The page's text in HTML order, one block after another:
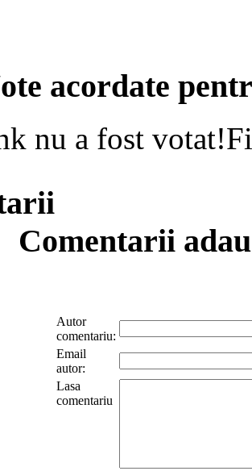
acordate
nu a fost
Comentarii
Autor
comentariu:
Email
autor:
Lasa
comentariu